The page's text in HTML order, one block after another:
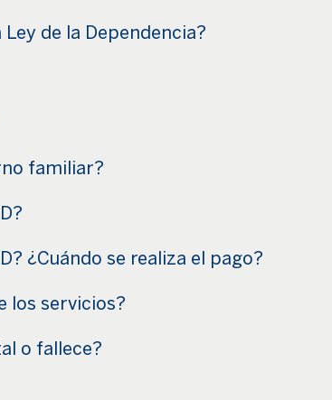
de la Dependencia?
familiar?
¿Cuándo se realiza el pago?
los servicios?
o fallece?